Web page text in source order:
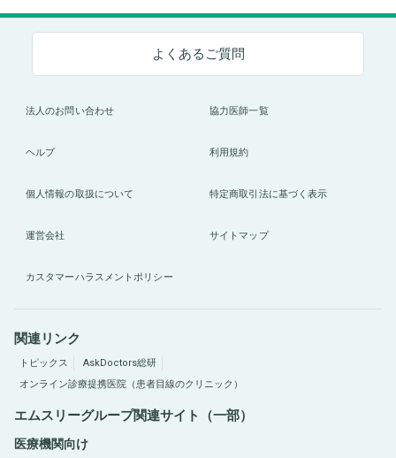
よくあるご質問
法人のお問い合わせ 協力医師一覧
ヘルプ 利用規約
個人情報の取扱について 特定商取引法に基づく表示
運営会社 サイトマップ
カスタマーハラスメントポリシー
関連リンク
トピックス
AskDoctors総研
オンライン診療提携医院（患者目線のクリニック）
エムスリーグループ関連サイト（一部）
医療機関向け